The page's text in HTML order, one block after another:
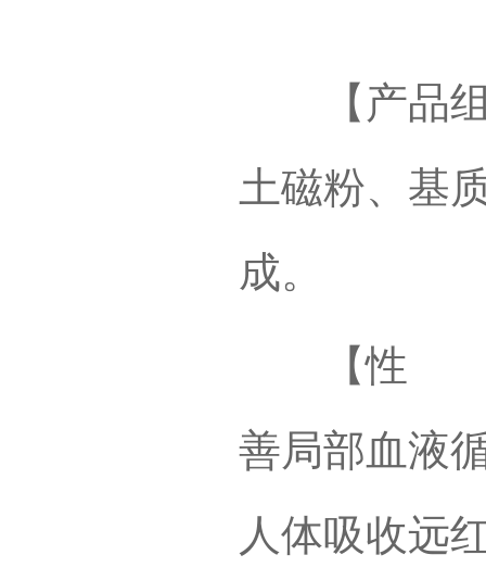
【产品组
土磁粉、基
成。
【性 能
善局部血液
人体吸收远